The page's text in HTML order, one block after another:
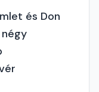
és Don
négy